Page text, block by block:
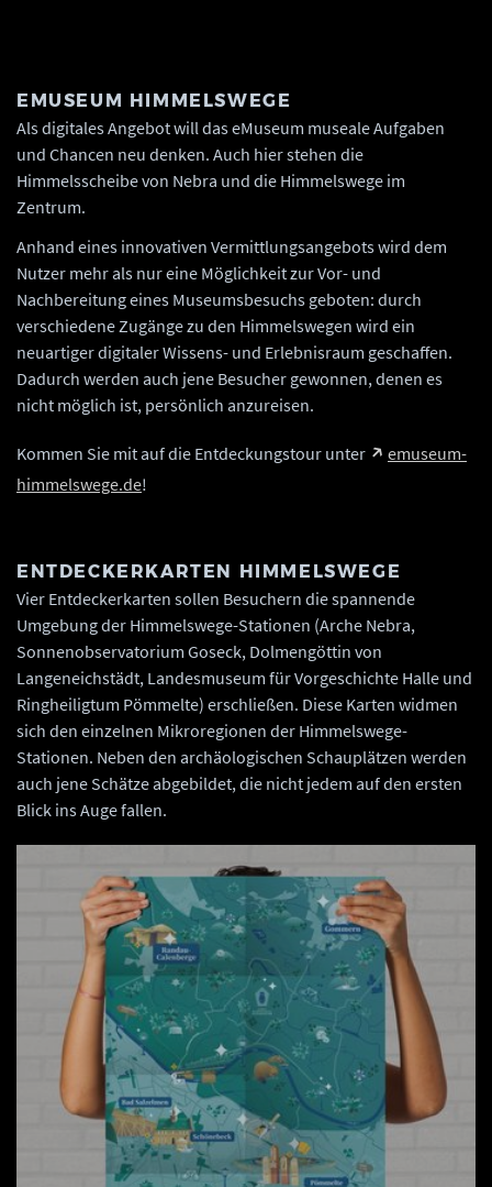
EMUSEUM HIMMELSWEGE
Als digitales Angebot will das eMuseum museale Aufgaben
und Chancen neu denken. Auch hier stehen die
Himmelsscheibe von Nebra und die Himmelswege im
Zentrum.
Anhand eines innovativen Vermittlungsangebots wird dem
Nutzer mehr als nur eine Möglichkeit zur Vor- und
Nachbereitung eines Museumsbesuchs geboten: durch
verschiedene Zugänge zu den Himmelswegen wird ein
neuartiger digitaler Wissens- und Erlebnisraum geschaffen.
Dadurch werden auch jene Besucher gewonnen, denen es
nicht möglich ist, persönlich anzureisen.
Kommen Sie mit auf die Entdeckungstour unter
emuseum-
himmelswege.de!
ENTDECKERKARTEN HIMMELSWEGE
Vier Entdeckerkarten sollen Besuchern die spannende
Umgebung der Himmelswege-Stationen (Arche Nebra,
Sonnenobservatorium Goseck, Dolmengöttin von
Langeneichstädt, Landesmuseum für Vorgeschichte Halle und
Ringheiligtum Pömmelte) erschließen. Diese Karten widmen
sich den einzelnen Mikroregionen der Himmelswege-
Stationen. Neben den archäologischen Schauplätzen werden
auch jene Schätze abgebildet, die nicht jedem auf den ersten
Blick ins Auge fallen.